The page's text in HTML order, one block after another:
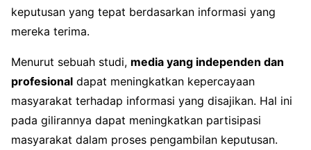
keputusan yang tepat berdasarkan informasi yang
mereka terima.
Menurut sebuah studi, media yang independen dan
profesional dapat meningkatkan kepercayaan
masyarakat terhadap informasi yang disajikan. Hal ini
pada gilirannya dapat meningkatkan partisipasi
masyarakat dalam proses pengambilan keputusan.